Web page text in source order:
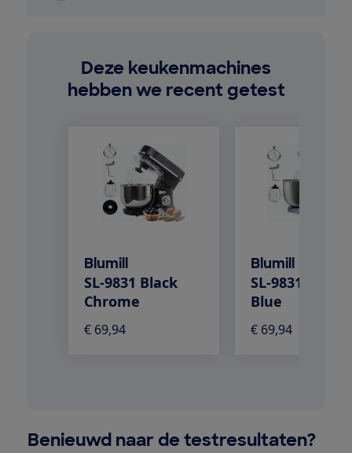
Deze keukenmachines
hebben we recent getest
Blumill
SL-9831 Black
Chrome
€ 69,94
Blumill
SL-9831
Blue
€ 69,94
Benieuwd naar de testresultaten?